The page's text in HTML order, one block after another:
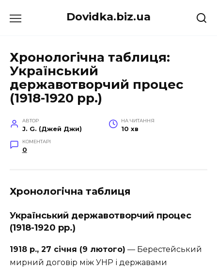
до
Dovidka.biz.ua
Хронологічна таблиця:
Український
державотворчий процес
(1918-1920 рр.)
АВТОР
J. G. (Джей Джи)
НА ЧИТАННЯ
10 хв
КОМЕНТАРІ
0
Хронологічна таблиця
Український державотворчий процес
(1918-1920 рр.)
1918 р., 27 січня (9 лютого) — Берестейський
мирний договір між УНР і державами